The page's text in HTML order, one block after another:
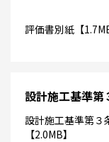
評価書別紙【
設計施工基準第
設計施工基準第３
【2.0MB】